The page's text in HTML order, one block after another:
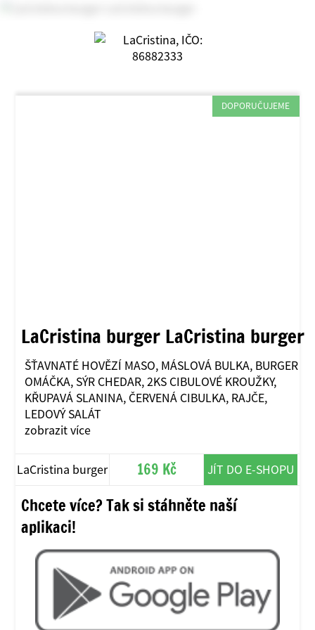
DOPORUČUJEME
LaCristina burger LaCristina burger
ŠŤAVNATÉ HOVĚZÍ MASO, MÁSLOVÁ BULKA, BURGER
OMÁČKA, SÝR CHEDAR, 2KS CIBULOVÉ KROUŽKY,
KŘUPAVÁ SLANINA, ČERVENÁ CIBULKA, RAJČE,
LEDOVÝ SALÁT
zobrazit více
LaCristina burger 169 Kč JÍT DO E-SHOPU
Chcete více? Tak si stáhněte naší
aplikaci!